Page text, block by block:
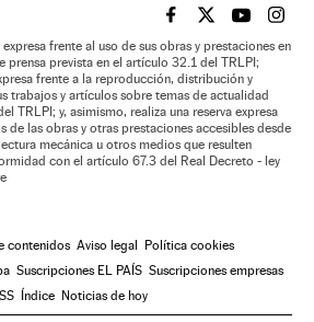
EL PAÍS BRASIL EN
EL PAÍSEL PAÍS
EL
frente al uso de sus obras y prestaciones en
prensa prevista en el artículo 32.1 del TRLPI;
frente a la reproducción, distribución y
trabajos y artículos sobre temas de actualidad
TRLPI; y, asimismo, realiza una reserva expresa
de las obras y otras prestaciones accesibles desde
mecánica u otros medios que resulten
con el artículo 67.3 del Real Decreto - ley
contenidos Aviso legal
Política cookies
Suscripciones EL PAÍS Suscripciones empresas
Índice Noticias de hoy